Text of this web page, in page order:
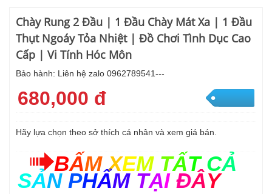
Chày Rung 2 Đầu | 1 Đầu Chày Mát Xa | 1 Đầu
Thụt Ngoáy Tỏa Nhiệt | Đồ Chơi Tình Dục Cao
Cấp | Vi Tính Hóc Môn
Bảo hành: Liên hệ zalo 0962789541---
680,000 đ
Hãy lựa chọn theo sở thích cá nhân và xem giá bán.
BẤM XEM TẤT CẢ
SẢN PHẨM TẠI ĐÂY